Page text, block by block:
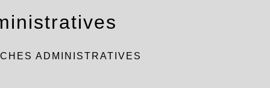
ADMINISTRATIVES